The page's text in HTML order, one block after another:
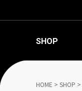
SHOP
HOME > SHOP >